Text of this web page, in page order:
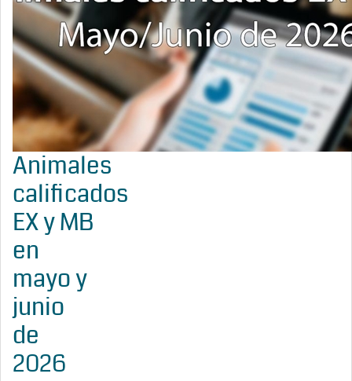
Animales
calificados
EX y MB
en
mayo y
junio
de
2026